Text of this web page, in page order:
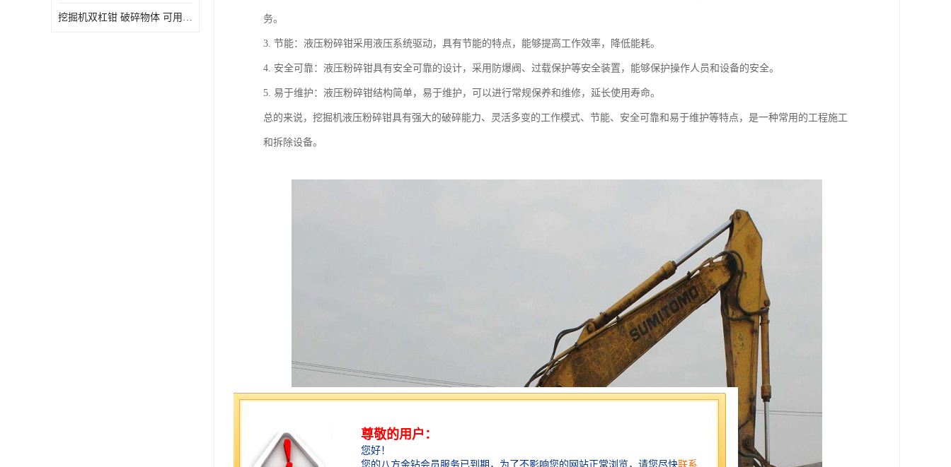
挖掘机双杠钳 破碎物体 可用于多种场合 务。
3. 节能：液压粉碎钳采用液压系统驱动，具有节能的特点，能够提高工作效率，降低能耗。
4. 安全可靠：液压粉碎钳具有安全可靠的设计，采用防爆阀、过载保护等安全装置，能够保护操作人员和设备的安全。
5. 易于维护：液压粉碎钳结构简单，易于维护，可以进行常规保养和维修，延长使用寿命。
总的来说，挖掘机液压粉碎钳具有强大的破碎能力、灵活多变的工作模式、节能、安全可靠和易于维护等特点，是一种常用的工程施工
和拆除设备。